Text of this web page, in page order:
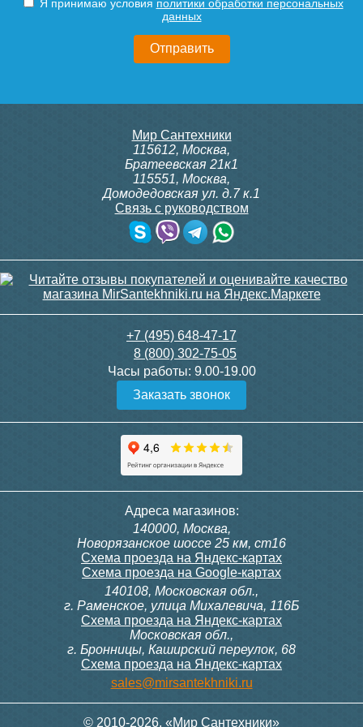
полотенцесушителя (без
250
Держатель-крепление для
п/с 1 дюйм пара
Держатель-крепление для
полотенцесушителя 1 дюйм
Держатель для п/с 3/4
Соединение прямое 1"х1" г/
Соединение прямое 1х3/4
г/г для полотенцесушителя
2 480
водяной Point PN10146S П8
400x600, хром
11 016
Подробнее
Полотенцесушитель
водяной Kft [1"] 400/1000
Подробнее
водяной W [1"] 500/600
10 710
водяной Ac [1"] 320/700 +
крепёж
5 860
Я принимаю условия политики обработки персональных
данных
Мир Сантехники
115612, Москва,
Братеевская 21к1
115551, Москва,
Домодедовская ул. д.7 к.1
Связь с руководством
+7 (495) 648-47-17
8 (800) 302-75-05
Часы работы: 9.00-19.00
Заказать звонок
Адреса магазинов:
140000, Москва,
Новорязанское шоссе 25 км, ст16
Схема проезда на Яндекс-картах
Схема проезда на Google-картах
140108, Московская обл.,
г. Раменское, улица Михалевича, 116Б
Схема проезда на Яндекс-картах
Московская обл.,
г. Бронницы, Каширский переулок, 68
Схема проезда на Яндекс-картах
sales@mirsantekhniki.ru
© 2010-2026. «Мир Сантехники»